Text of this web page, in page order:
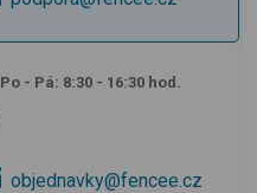
Po - Pá: 8:30 - 16:30 hod.
objednavky@fencee.cz